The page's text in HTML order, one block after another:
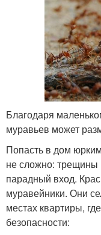
Благодаря
муравьев может
Попасть в дом
не сложно: трещины
парадный вход.
муравейники. Они
местах квартиры,
безопасности: